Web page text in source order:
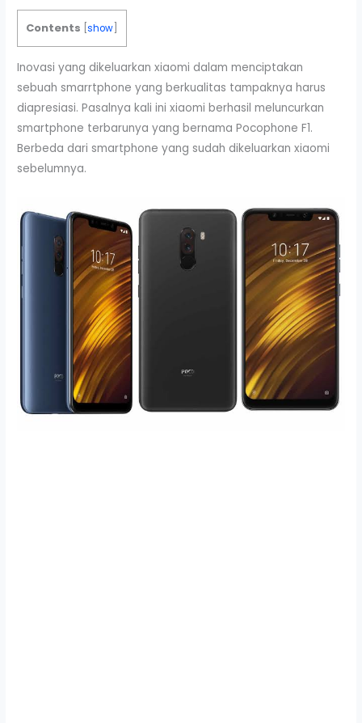
Contents [show
Inovasi yang dikeluarkan xiaomi dalam menciptakan
sebuah smarrtphone yang berkualitas tampaknya harus
diapresiasi. Pasalnya kali ini xiaomi berhasil meluncurkan
smartphone terbarunya yang bernama Pocophone F1.
Berbeda dari smartphone yang sudah dikeluarkan xiaomi
sebelumnya.